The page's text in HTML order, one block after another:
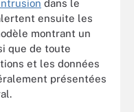
dans le
ensuite les
montrant un
que de toute
et les données
présentées